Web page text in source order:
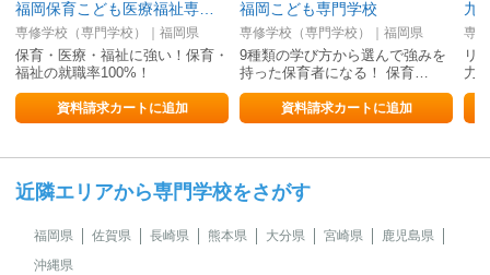
専修学校（専門学校）｜福岡県
保育・医療・福祉に強い！保育・
福祉の就職率100%！
資料請求カートに追加
福岡こども専門学校
専修学校（専門学校）｜福岡県
9種類の学び方から選んで強みを
持った保育者になる！ 保育…
資料請求カートに追加
九
専
リ
力
近隣エリアから専門学校をさがす
福岡県 佐賀県 長崎県 熊本県 大分県 宮崎県
鹿児島県
沖縄県